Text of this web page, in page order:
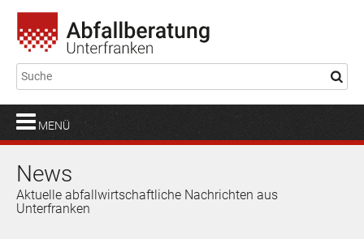
MENÜ
News
Aktuelle abfallwirtschaftliche Nachrichten aus
Unterfranken